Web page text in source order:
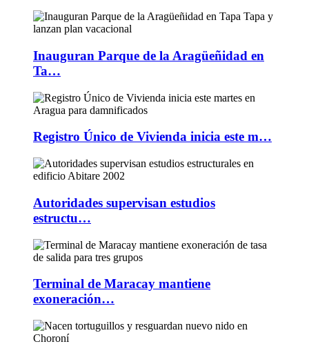
Inauguran Parque de la Aragüeñidad en
Ta…
Registro Único de Vivienda inicia este m…
Autoridades supervisan estudios
estructu…
Terminal de Maracay mantiene
exoneración…